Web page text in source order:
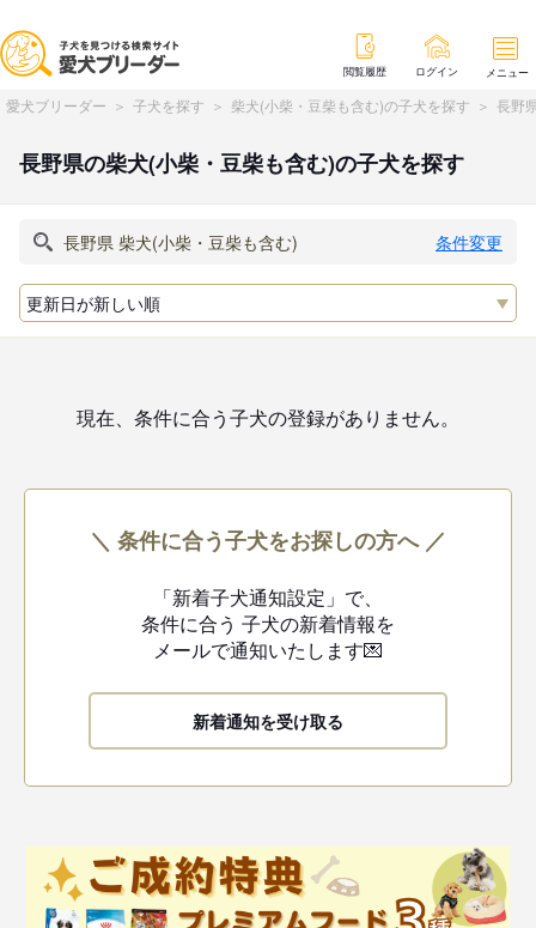
閲覧履歴 ログイン メニュー
愛犬ブリーダー 子犬を探す 柴犬(小柴・豆柴も含む)の子犬を探す 長野
長野県の柴犬(小柴・豆柴も含む)の子犬を探す
条件変更
現在、条件に合う子犬の登録がありません。
＼ 条件に合う子犬をお探しの方へ ／
「新着子犬通知設定」で、
条件に合う 子犬の新着情報を
メールで通知いたします💌
新着通知を受け取る